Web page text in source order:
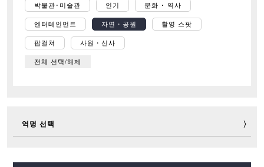
박물관･미술관 인기 문화 ･ 역사
엔터테인먼트 자연・공원 촬영 스팟
팝컬쳐 사원・신사
전체 선택/해제
역명 선택